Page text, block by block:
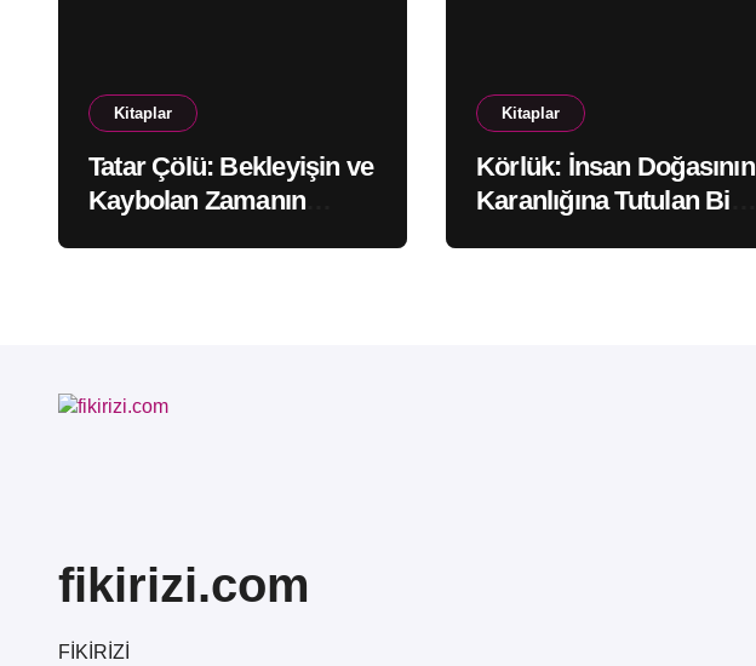
Kitaplar
Tatar Çölü: Bekleyişin ve
Kaybolan Zamanın
Kitaplar
Körlük: İnsan Doğasının
Karanlığına Tutulan Bir
fikirizi.com
FİKİRİZİ